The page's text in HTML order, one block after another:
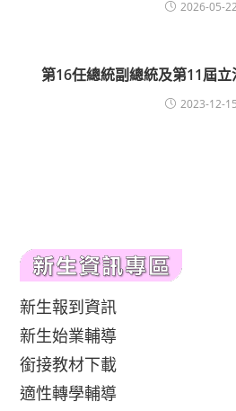
2026-05-22
第16任總統副總統及第11屆
2023-12-15
新生報到資訊
新生始業輔導
銜接教材下載
適性轉學輔導